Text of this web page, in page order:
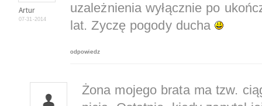
Artur
07-31-2014
uzależnienia wyłącznie po
lat. Zyczę pogody ducha
odpowiedz
Żona mojego brata ma tzw.